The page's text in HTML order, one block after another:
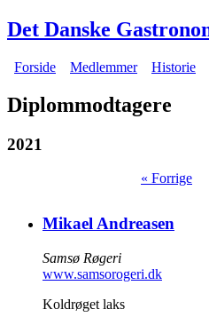
Gå til hovedindhold
Det Danske
Forside Medlemmer Historie
Diplommodtagere
2021
« Forrige
Mikael Andreasen
Samsø Røgeri
www.samsorogeri.dk
Koldrøget laks